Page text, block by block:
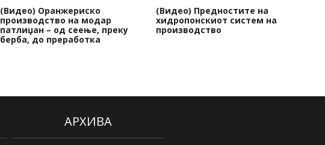
(Видео) Оранжериско
производство на модар
патлиџан – од сеење, преку
берба, до преработка
(Видео) Предностите на
хидропонскиот систем на
производство
АРХИВА